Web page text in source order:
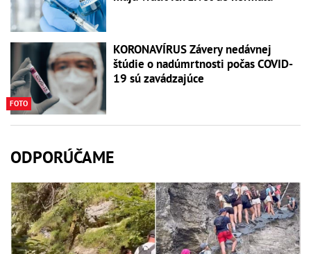
FOTO
KORONAVÍRUS Závery nedávnej
štúdie o nadúmrtnosti počas COVID-
19 sú zavádzajúce
ODPORÚČAME